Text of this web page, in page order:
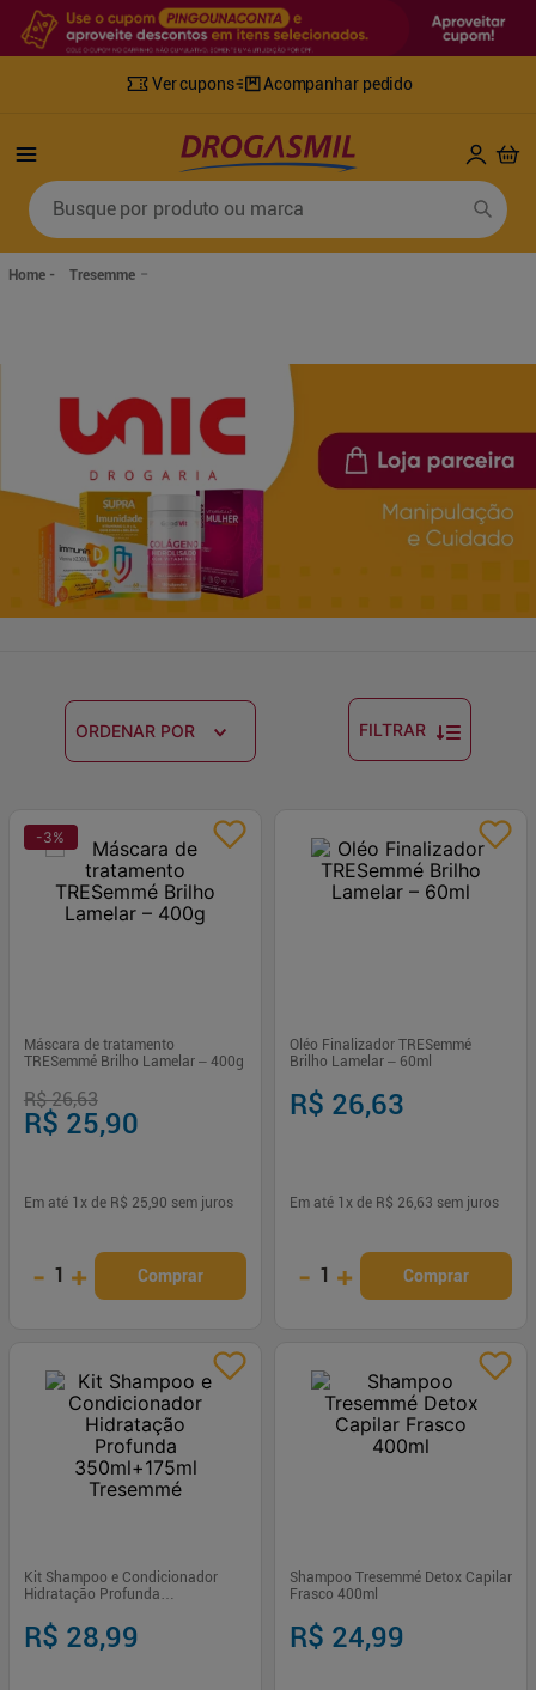
Ver cupons Acompanhar pedido
Busque por produto ou marca
Tresemme
ORDENAR POR FILTRAR
-3%
Máscara de tratamento
TRESemmé Brilho Lamelar – 400g
R$ 26,63
R$ 25,90
Em até 1 x de R$ 25,90 sem juros
- 1 + Comprar
Oléo Finalizador TRESemmé
Brilho Lamelar – 60ml
R$ 26,63
Em até 1 x de R$ 26,63 sem juros
- 1 + Comprar
Kit Shampoo e Condicionador
Hidratação Profunda
R$ 28,99
Shampoo Tresemmé Detox Capilar
Frasco 400ml
R$ 24,99
Termos mais buscados
lenco umedecido
5º fralda geriatrica